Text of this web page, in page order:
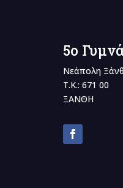
5o
Νεάπολη
Τ.Κ.: 671 00
ΞΑΝΘΗ